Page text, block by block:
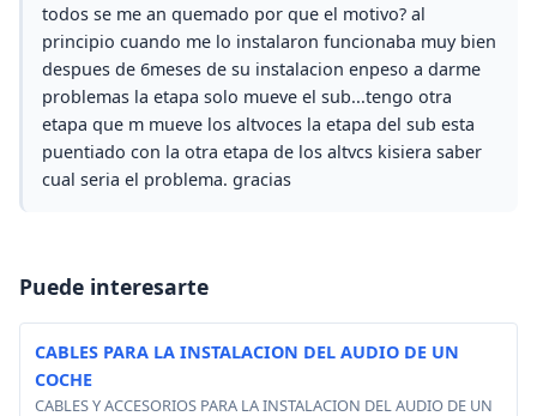
todos se me an quemado por que el motivo? al
principio cuando me lo instalaron funcionaba muy bien
despues de 6meses de su instalacion enpeso a darme
problemas la etapa solo mueve el sub...tengo otra
etapa que m mueve los altvoces la etapa del sub esta
puentiado con la otra etapa de los altvcs kisiera saber
cual seria el problema. gracias
Puede interesarte
CABLES PARA LA INSTALACION DEL AUDIO DE UN
COCHE
CABLES Y ACCESORIOS PARA LA INSTALACION DEL AUDIO DE UN